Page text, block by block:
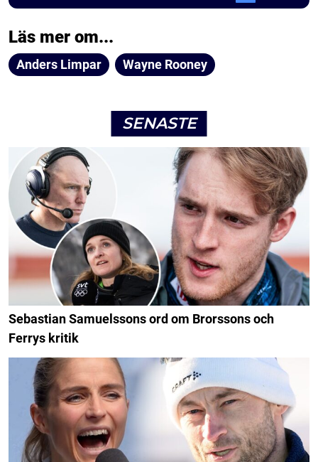
Läs mer om...
Anders Limpar Wayne Rooney
SENASTE
Sebastian Samuelssons ord om Brorssons och
Ferrys kritik